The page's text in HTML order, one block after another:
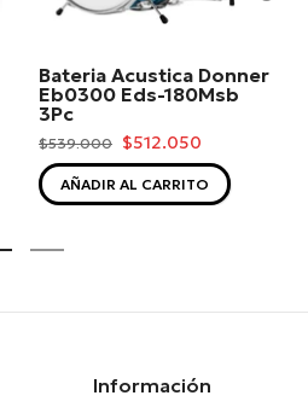
Bateria Acustica Donner
Eb0300 Eds-180Msb
3Pc
$539.000 $512.050
AÑADIR AL CARRITO
Información